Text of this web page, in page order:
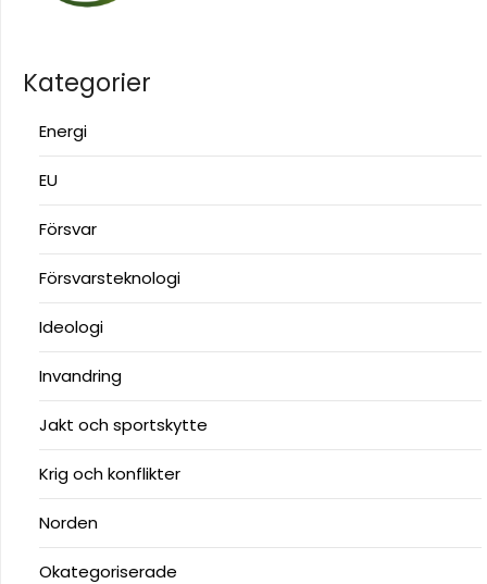
Kategorier
Energi
EU
Försvar
Försvarsteknologi
Ideologi
Invandring
Jakt och sportskytte
Krig och konflikter
Norden
Okategoriserade